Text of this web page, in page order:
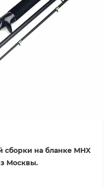
на бланке MHX
Москвы.